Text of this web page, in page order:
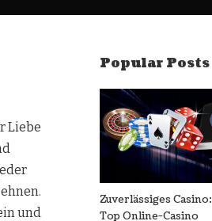
Liebe
und
Popular Posts
Zuverlässiges Casino:
Top Online-Casino